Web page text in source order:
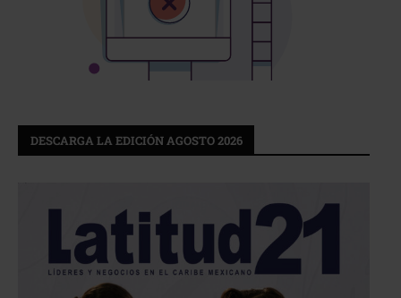
DESCARGA LA EDICIÓN AGOSTO 2026